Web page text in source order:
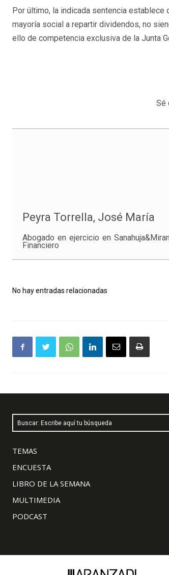
Por último, la indicada sentencia
mayoría social a repartir dividendos, no
ello de competencia exclusiva de la Junta
Sé
Peyra Torrella, José María
Abogado en ejercicio en
Financiero
No hay entradas relacionadas
Buscar: Escribe aquí tu búsqueda
TEMAS
ENCUESTA
LIBRO DE LA SEMANA
MULTIMEDIA
PODCAST